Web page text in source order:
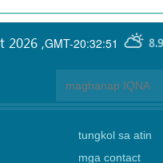
GMT-20:32:51
2026 ,
tungkol sa atin
mga contact